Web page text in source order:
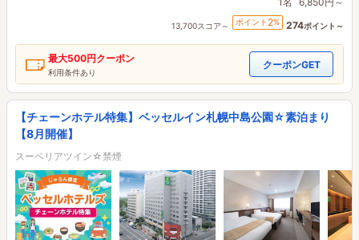
13,700スコア～ ポイント 2% 274ポイント～
最大500円クーポン
利用条件あり
クーポンGET
【チェーンホテル特集】ベッセルイン札幌中島公園☆素泊まり
【8月開催】
スーペリアツイン☆禁煙